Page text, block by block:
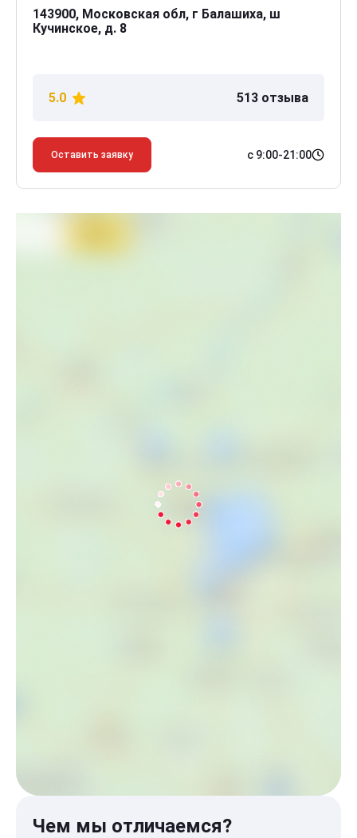
143900, Московская обл, г Балашиха, ш
Кучинское, д. 8
5.0 513 отзыва
Оставить заявку с 9:00-21:00
Чем мы отличаемся?